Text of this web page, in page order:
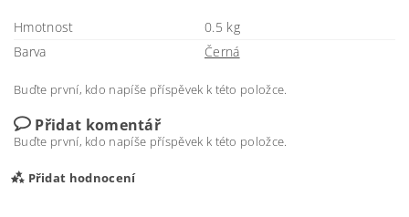
Hmotnost
0.5 kg
Barva
Černá
Buďte první, kdo napíše příspěvek k této položce.
Přidat komentář
Buďte první, kdo napíše příspěvek k této položce.
Přidat hodnocení